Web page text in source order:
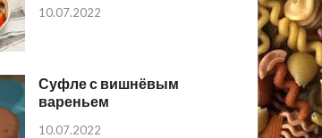
10.07.2022
Суфле с вишнёвым
вареньем
10.07.2022